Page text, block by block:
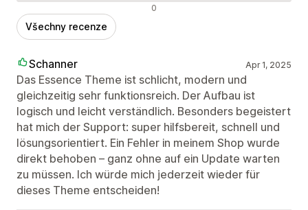
0
Všechny recenze
Schanner Apr 1, 2025
Das Essence Theme ist schlicht, modern und
gleichzeitig sehr funktionsreich. Der Aufbau ist
logisch und leicht verständlich. Besonders begeistert
hat mich der Support: super hilfsbereit, schnell und
lösungsorientiert. Ein Fehler in meinem Shop wurde
direkt behoben – ganz ohne auf ein Update warten
zu müssen. Ich würde mich jederzeit wieder für
dieses Theme entscheiden!